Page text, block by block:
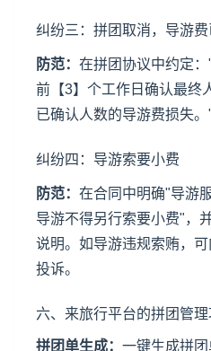
纠纷三：拼团取消，导游
防范： 在拼团协议中约定
前【3】个工作日确认最终
已确认人数的导游费损失。
纠纷四：导游索要小费
防范： 在合同中明确"导游
导游不得另行索要小费"，
说明。如导游违规索贿，可
投诉。
六、 来旅行平台的拼团管
拼团单生成： 一键生成拼